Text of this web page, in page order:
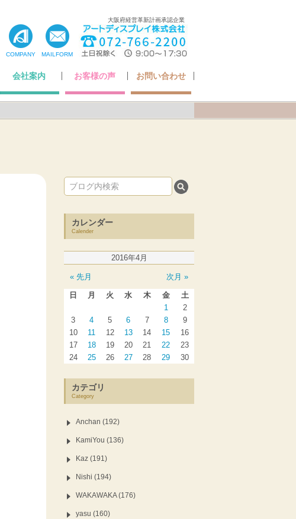
大阪府経営革新計画承認企業
COMPANY MAILFORM
会社案内 お客様の声 お問い合わせ
カレンダー
Calender
2016年4月
« 先月 次月 »
日 月 火 水 木 金
土
1
2
3
4 5 6 7 8
9
10
11 12 13 14 15
16
17
18 19 20 21 22
23
24
25 26 27 28 29 30
カテゴリ
Category
Anchan (192)
KamiYou (136)
Kaz (191)
Nishi (194)
WAKAWAKA (176)
yasu (160)